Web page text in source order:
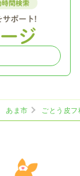
あま市
ごとう皮